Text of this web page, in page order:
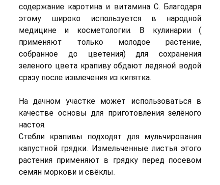
содержание каротина и витамина С. Благодаря
этому широко используется в народной
медицине и косметологии. В кулинарии (
применяют только молодое растение,
собранное до цветения) для сохранения
зеленого цвета крапиву обдают ледяной водой
сразу после извлечения из кипятка.
На дачном участке может использоваться в
качестве основы для приготовления зелёного
настоя.
Стебли крапивы подходят для мульчирования
капустной грядки. Измельченные листья этого
растения применяют в грядку перед посевом
семян моркови и свёклы.